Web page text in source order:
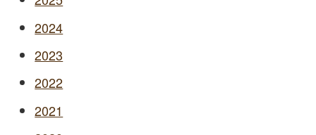
2024
2023
2022
2021